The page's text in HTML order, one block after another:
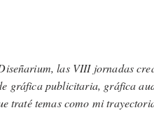
las VIII jornadas
gráfica publicitaria, gráfica
traté temas como mi